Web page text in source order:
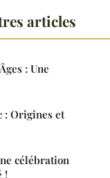
articles
: Une
: Origines et
célébration
!